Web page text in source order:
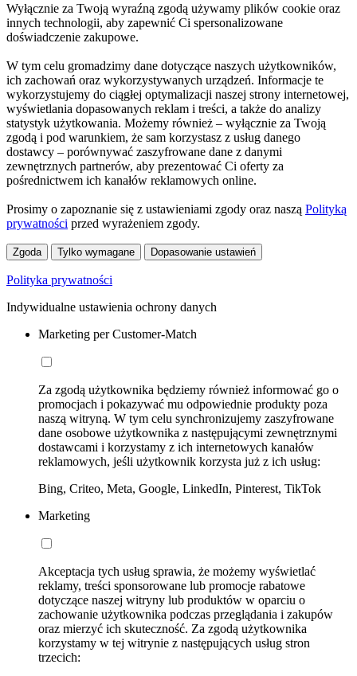
Wyłącznie za Twoją wyraźną zgodą używamy plików cookie oraz
innych technologii, aby zapewnić Ci spersonalizowane
doświadczenie zakupowe.
W tym celu gromadzimy dane dotyczące naszych użytkowników,
ich zachowań oraz wykorzystywanych urządzeń. Informacje te
wykorzystujemy do ciągłej optymalizacji naszej strony internetowej,
wyświetlania dopasowanych reklam i treści, a także do analizy
statystyk użytkowania. Możemy również – wyłącznie za Twoją
zgodą i pod warunkiem, że sam korzystasz z usług danego
dostawcy – porównywać zaszyfrowane dane z danymi
zewnętrznych partnerów, aby prezentować Ci oferty za
pośrednictwem ich kanałów reklamowych online.
Prosimy o zapoznanie się z ustawieniami zgody oraz naszą Polityką
prywatności przed wyrażeniem zgody.
Zgoda Tylko wymagane Dopasowanie ustawień
Polityka prywatności
Indywidualne ustawienia ochrony danych
Marketing per Customer-Match
Za zgodą użytkownika będziemy również informować go o
promocjach i pokazywać mu odpowiednie produkty poza
naszą witryną. W tym celu synchronizujemy zaszyfrowane
dane osobowe użytkownika z następującymi zewnętrznymi
dostawcami i korzystamy z ich internetowych kanałów
reklamowych, jeśli użytkownik korzysta już z ich usług:
Bing, Criteo, Meta, Google, LinkedIn, Pinterest, TikTok
Marketing
Akceptacja tych usług sprawia, że możemy wyświetlać
reklamy, treści sponsorowane lub promocje rabatowe
dotyczące naszej witryny lub produktów w oparciu o
zachowanie użytkownika podczas przeglądania i zakupów
oraz mierzyć ich skuteczność. Za zgodą użytkownika
korzystamy w tej witrynie z następujących usług stron
trzecich: